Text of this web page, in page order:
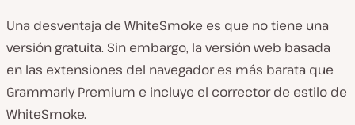
Una desventaja de WhiteSmoke es que no tiene una
versión gratuita. Sin embargo, la versión web basada
en las extensiones del navegador es más barata que
Grammarly Premium e incluye el corrector de estilo de
WhiteSmoke.